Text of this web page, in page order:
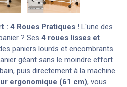
: 4 Roues Pratiques ! L'une des
? Ses 4 roues lisses et
paniers lourds et encombrants.
géant sans le moindre effort
puis directement à la machine
ergonomique (61 cm), vous